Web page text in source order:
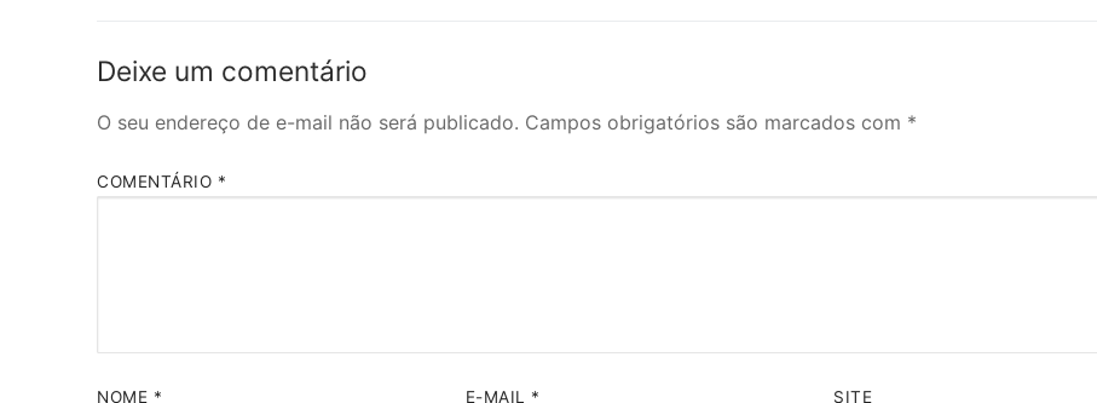
Deixe um comentário
O seu endereço de e-mail não será publicado. Campos obrigatórios são marcados com *
COMENTÁRIO *
NOME * E-MAIL * SITE